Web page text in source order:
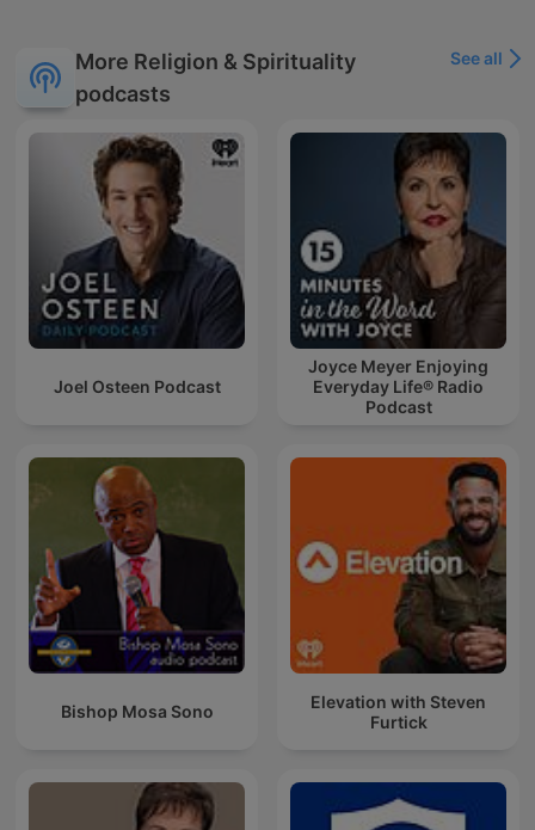
More Religion & Spirituality
podcasts
See all
Joel Osteen Podcast
Joyce Meyer Enjoying
Everyday Life® Radio
Podcast
Bishop Mosa Sono
Elevation with Steven
Furtick